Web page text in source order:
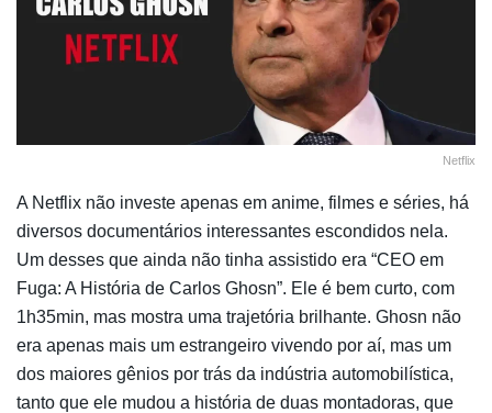
Netflix
A Netflix não investe apenas em anime, filmes e séries, há
diversos documentários interessantes escondidos nela.
Um desses que ainda não tinha assistido era “CEO em
Fuga: A História de Carlos Ghosn”. Ele é bem curto, com
1h35min, mas mostra uma trajetória brilhante. Ghosn não
era apenas mais um estrangeiro vivendo por aí, mas um
dos maiores gênios por trás da indústria automobilística,
tanto que ele mudou a história de duas montadoras, que